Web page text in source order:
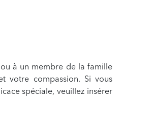
à un membre de la famille
votre compassion. Si vous
spéciale, veuillez insérer